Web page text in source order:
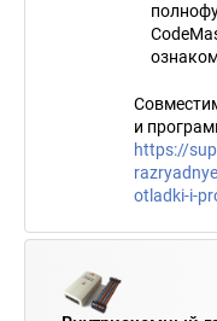
и
https://
otladki-i-